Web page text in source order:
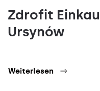
Zdrofit
Ursynów
Weiterlesen